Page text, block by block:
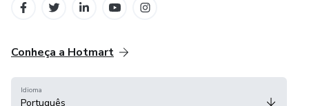
Conheça a Hotmart
Idioma
Português